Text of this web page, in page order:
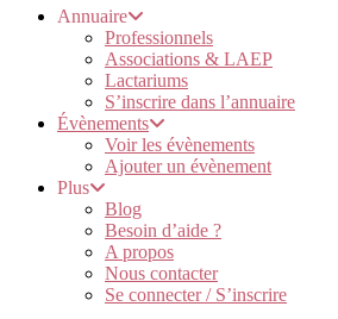
Annuaire
Professionnels
Associations & LAEP
Lactariums
S’inscrire dans l’annuaire
Évènements
Voir les évènements
Ajouter un évènement
Plus
Blog
Besoin d’aide ?
A propos
Nous contacter
Se connecter / S’inscrire